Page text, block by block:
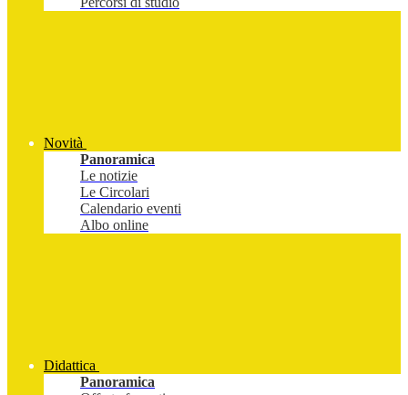
Novità
Panoramica
Le notizie
Le Circolari
Calendario eventi
Albo online
Didattica
Panoramica